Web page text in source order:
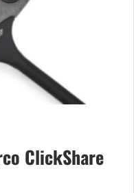
ClickShare